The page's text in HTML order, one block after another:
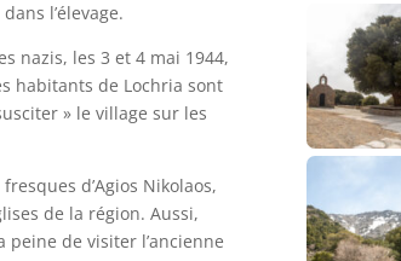
l’élevage.
nazis, les 3 et 4 mai 1944,
habitants de Lochria sont
» le village sur les
d’Agios Nikolaos,
de la région. Aussi,
de visiter l’ancienne